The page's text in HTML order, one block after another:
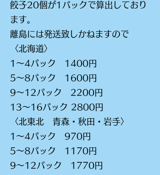
餃子20個が1パックで算出しており
ます。
​離島には発送致しかねますので
〈北海道〉
1～4パック 1400円
5～8パック 1600円
9～12パック 2200円
13～16パック 2800円
〈北東北 青森・秋田・岩手〉
1～4パック 970円
5～8パック 1170円
9～12パック 1770円